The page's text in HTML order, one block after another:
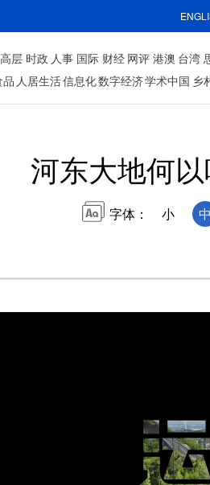
高层 时政 人事 国际 财经 网评 港澳 台湾
品 人居生活信息化数字经济学术中国 乡
河东大地何
字体： 小 中